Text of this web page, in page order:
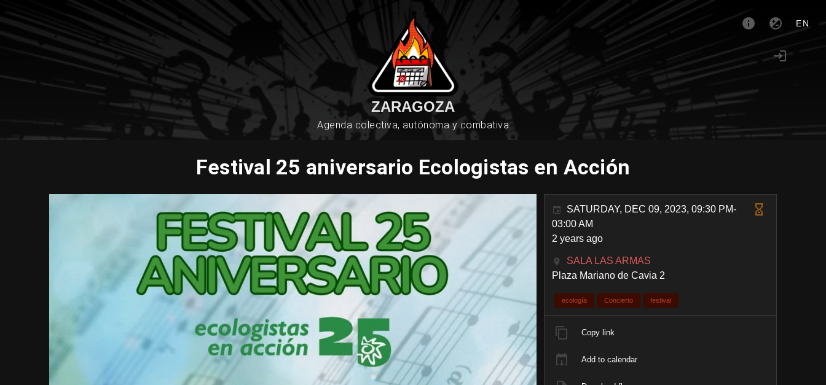
EN
ZARAGOZA
Agenda colectiva, autónoma y combativa
Festival 25 aniversario Ecologistas en Acción
SATURDAY, DEC 09, 2023, 09:30 PM-
03:00 AM
2 years ago
SALA LAS ARMAS
Plaza Mariano de Cavia 2
ecología Concierto festival
Copy link
Add to calendar